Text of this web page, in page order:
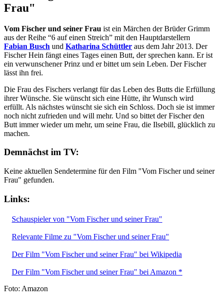
Frau"
Vom Fischer und seiner Frau ist ein Märchen der Brüder Grimm
aus der Reihe “6 auf einen Streich” mit den Hauptdarstellern
Fabian Busch und Katharina Schüttler aus dem Jahr 2013. Der
Fischer Hein fängt eines Tages einen Butt, der sprechen kann. Er ist
ein verwunschener Prinz und er bittet um sein Leben. Der Fischer
lässt ihn frei.
Die Frau des Fischers verlangt für das Leben des Butts die Erfüllung
ihrer Wünsche. Sie wünscht sich eine Hütte, ihr Wunsch wird
erfüllt. Als nächstes wünscht sie sich ein Schloss. Doch sie ist immer
noch nicht zufrieden und will mehr. Und so bittet der Fischer den
Butt immer wieder um mehr, um seine Frau, die Ilsebill, glücklich zu
machen.
Demnächst im TV:
Keine aktuellen Sendetermine für den Film "Vom Fischer und seiner
Frau" gefunden.
Links:
Schauspieler von "Vom Fischer und seiner Frau"
Relevante Filme zu "Vom Fischer und seiner Frau"
Der Film "Vom Fischer und seiner Frau" bei Wikipedia
Der Film "Vom Fischer und seiner Frau" bei Amazon *
Foto: Amazon